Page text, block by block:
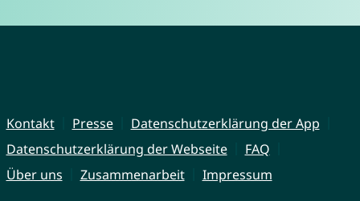
Kontakt Presse
Datenschutzerklärung der App
Datenschutzerklärung der Webseite
FAQ
Über uns
Zusammenarbeit Impressum